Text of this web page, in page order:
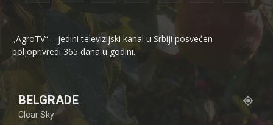
„AgroTV“ – jedini televizijski kanal u Srbiji posvećen
poljoprivredi 365 dana u godini.
BELGRADE
Clear Sky